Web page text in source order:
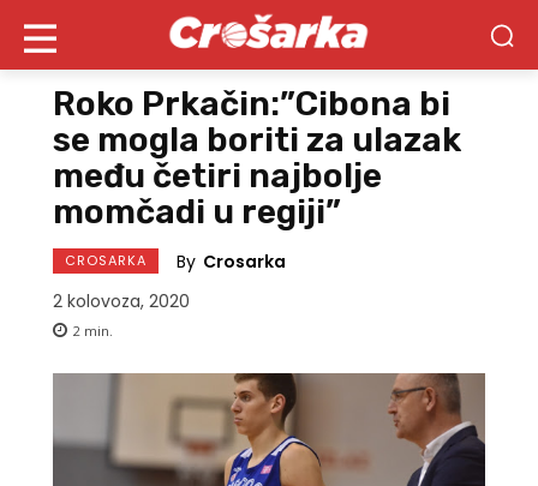
Roko Prkačin:”Cibona bi
se mogla boriti za ulazak
među četiri najbolje
momčadi u regiji”
CROSARKA By Crosarka
2 kolovoza, 2020
2 min.